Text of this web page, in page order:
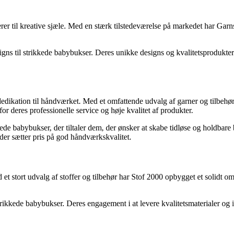
til kreative sjæle. Med en stærk tilstedeværelse på markedet har
til strikkede babybukser. Deres unikke designs og
til håndværket. Med et omfattende udvalg af garner og
deres professionelle service og høje kvalitet af produkter.
babybukser, der tiltaler dem, der ønsker at skabe tidløse og
sætter pris på god håndværkskvalitet.
stort udvalg af stoffer og tilbehør har Stof 2000 opbygget et solidt
babybukser. Deres engagement i at levere kvalitetsmaterialer